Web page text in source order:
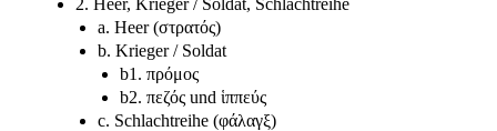
2. Heer, Krieger / Soldat, Schlachtreihe
a. Heer (στρατός)
b. Krieger / Soldat
b1. πρόμος
b2. πεζός und ἱππεύς
c. Schlachtreihe (φάλαγξ)